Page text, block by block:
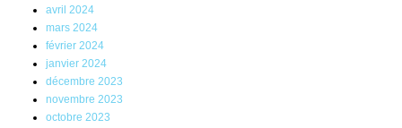
avril 2024
mars 2024
février 2024
janvier 2024
décembre 2023
novembre 2023
octobre 2023